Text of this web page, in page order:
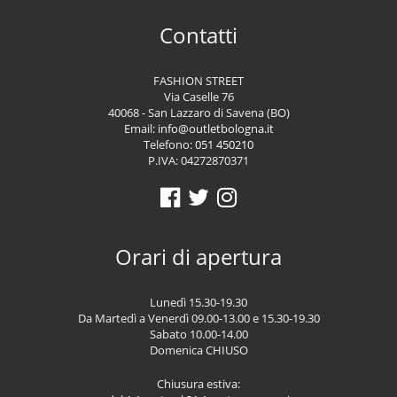
Contatti
FASHION STREET
Via Caselle 76
40068 - San Lazzaro di Savena (BO)
Email: info@outletbologna.it
Telefono:051 450210
P.IVA: 04272870371
Orari di apertura
Lunedì 15.30-19.30
Da Martedì a Venerdì 09.00-13.00 e 15.30-19.30
Sabato 10.00-14.00
Domenica CHIUSO
Chiusura estiva: